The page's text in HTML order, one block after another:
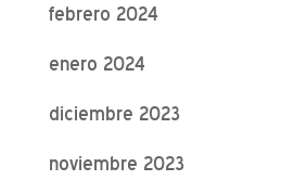
febrero 2024
enero 2024
diciembre 2023
noviembre 2023